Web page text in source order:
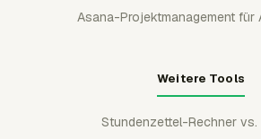
Asana-Projektmanagement für
Weitere Tools
Stundenzettel-Rechner vs.